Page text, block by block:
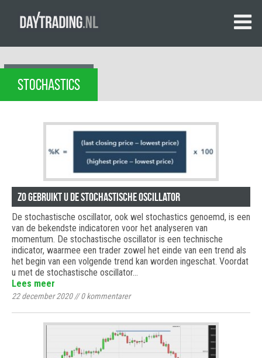
STOCHASTICS
Zo gebruikt u de stochastische oscillator
De stochastische oscillator, ook wel stochastics genoemd, is een
van de bekendste indicatoren voor het analyseren van
momentum. De stochastische oscillator is een technische
indicator, waarmee een trader zowel het einde van een trend als
het begin van een volgende trend kan worden ingeschat. Voordat
u met de stochastische oscillator…
Lees meer
22 december 2020//0kommentarer